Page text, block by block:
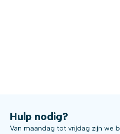
Hulp nodig?
Van maandag tot vrijdag zijn we